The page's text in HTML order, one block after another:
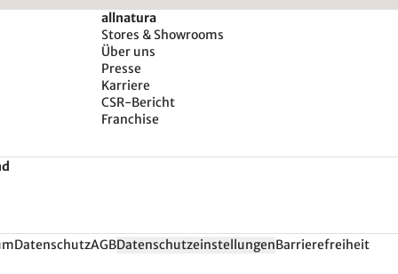
allnatura
Stores & Showrooms
Über uns
Presse
Karriere
CSR-Bericht
Franchise
DatenschutzAGBDatenschutzeinstellungenBarrierefreiheit